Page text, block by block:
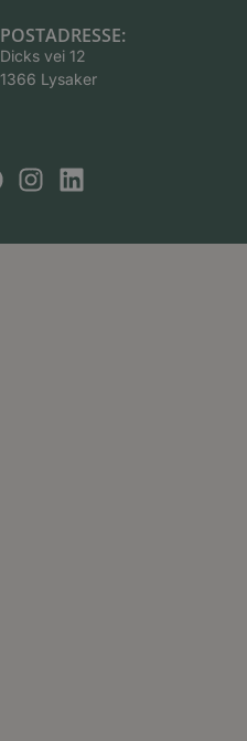
POSTADRESSE:
Dicks vei 12
1366 Lysaker